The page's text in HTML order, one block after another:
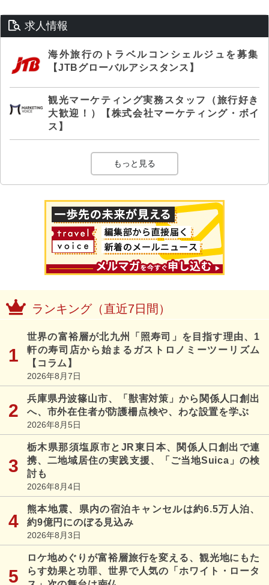
求人情報
海外旅行のトラベルコンシェルジュを募集
【JTBグローバルアシスタンス】
観光マーケティング実務スタッフ（旅行好き
大歓迎！）【株式会社マーケティング・ボイ
ス】
もっと見る
ランキング（直近7日間）
世界の富裕層が北九州「照寿司」を目指す理由、1
軒の寿司店から始まるガストロノミーツーリズム
【コラム】
2026年8月7日
兵庫県丹波篠山市、「獣害対策」から関係人口創出
へ、市外在住者が防護柵点検や、わな設置を学ぶ
2026年8月5日
栃木県那須塩原市とJR東日本、関係人口創出で連
携、二地域居住の実践支援、「ご当地Suica」の検
討も
2026年8月4日
熊本地震、県内の宿泊キャンセルは約6.5万人泊、
約9億円にのぼる見込み
2026年8月3日
ロケ地めぐりが富裕層旅行を変える、観光地にもた
らす効果と功罪、世界で人気の「ホワイト・ロータ